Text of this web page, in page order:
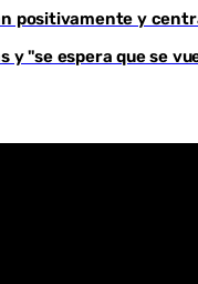
positivamente y
y "se espera que se